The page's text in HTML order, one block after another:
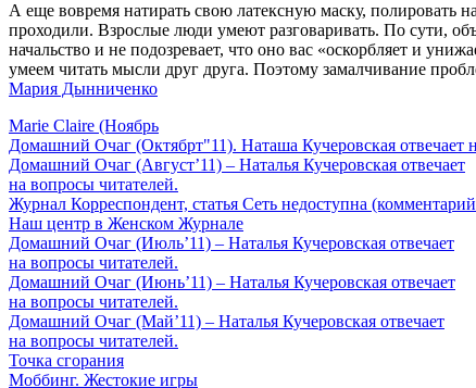
А еще вовремя натирать свою латексную маску, полировать
проходили. Взрослые люди умеют разговаривать. По сути,
начальство и не подозревает, что оно вас «оскорбляет и
умеем читать мысли друг друга. Поэтому замалчивание
Мария Дынниченко
Marie Claire (Ноябрь
Домашний Очаг (Октябрт"11). Наташа Кучеровская отвечает
Домашний Очаг (Август’11) – Наталья Кучеровская отвечает
на вопросы читателей.
Журнал Корреспондент, статья Сеть недоступна
Наш центр в Женском Журнале
Домашний Очаг (Июль’11) – Наталья Кучеровская отвечает
на вопросы читателей.
Домашний Очаг (Июнь’11) – Наталья Кучеровская отвечает
на вопросы читателей.
Домашний Очаг (Май’11) – Наталья Кучеровская отвечает
на вопросы читателей.
Точка сгорания
Моббинг. Жестокие игры